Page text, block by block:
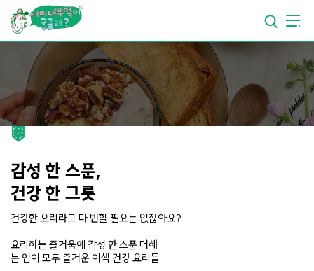
요리가건강해지는 부엌
요리가쉬워지는부엌
감성 한 스푼,
건강 한 그릇
건강한 요리라고 다 뻔할 필요는 없잖아요?
요리하는 즐거움에 감성 한 스푼 더해
눈 입이 모두 즐거운 이색 건강 요리들